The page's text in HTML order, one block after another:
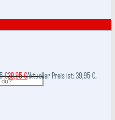
€39,95€Aktueller Preis ist: 39,95 €.